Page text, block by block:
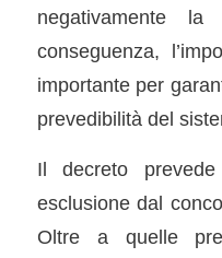
negativamente
conseguenza,
importante per
prevedibilità del
Il decreto
esclusione dal
Oltre a quelle